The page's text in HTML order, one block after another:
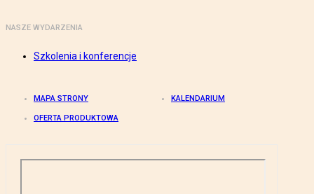
NASZE WYDARZENIA
Szkolenia i konferencje
MAPA STRONY KALENDARIUM
OFERTA PRODUKTOWA